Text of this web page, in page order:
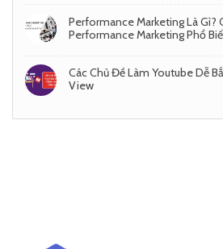
Performance Marketing Là Gì?
Performance Marketing Phổ
Các Chủ Đề Làm Youtube Dễ
View